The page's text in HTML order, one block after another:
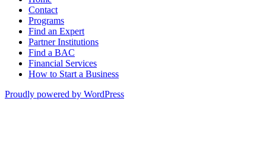
Contact
Programs
Find an Expert
Partner Institutions
Find a BAC
Financial Services
How to Start a Business
Proudly powered by WordPress